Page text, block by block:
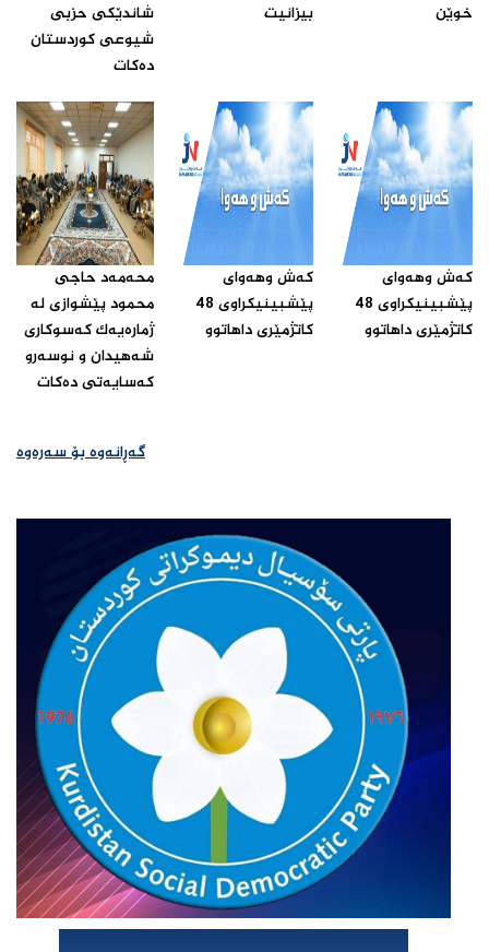
خوێن ‌
بیزانیت‌
شاندێکى حزبى
شیوعى کوردستان
ده‌کات‌
که‌ش وهه‌واى
پێشبینیکراوى 48
کاتژمێرى داهاتوو‌
که‌ش وهه‌واى
پێشبینیکراوى 48
کاتژمێرى داهاتوو‌
محه‌مه‌د حاجى
محمود پێشوازى له‌
ژماره‌یه‌ک که‌سوکارى
شه‌هیدان و نوسه‌رو
که‌سایه‌تى ده‌کات ‌
گەڕانەوە بۆ سەرەوە